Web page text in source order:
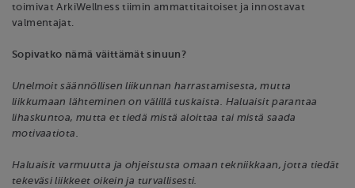
toimivat ArkiWellness tiimin ammattitaitoiset ja innostavat
valmentajat.
Sopivatko nämä väittämät sinuun?
Unelmoit säännöllisen liikunnan harrastamisesta, mutta
liikkumaan lähteminen on välillä tuskaista. Haluaisit parantaa
lihaskuntoa, mutta et tiedä mistä aloittaa tai mistä saada
motivaatiota.
Haluaisit varmuutta ja ohjeistusta omaan tekniikkaan, jotta tiedät
tekeväsi liikkeet oikein ja turvallisesti.